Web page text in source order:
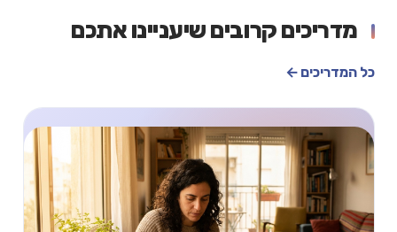
מדריכים קרובים שיעניינו אתכם
כל המדריכים ←